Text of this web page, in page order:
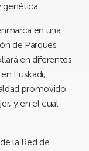
en una
de Parques
en diferentes
Euskadi,
promovido
y en el cual
la Red de